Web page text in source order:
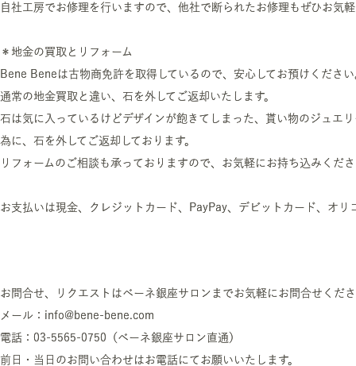
自社工房でお修理を行いますので、他社で断られたお修理もぜひお気
＊地金の買取とリフォーム
Bene Beneは古物商免許を取得しているので、安心してお預けくださ
通常の地金買取と違い、石を外してご返却いたします。
石は気に入っているけどデザインが飽きてしまった、貰い物のジュエ
為に、石を外してご返却しております。
リフォームのご相談も承っておりますので、お気軽にお持ち込みくだ
お支払いは現金、クレジットカード、PayPay、デビットカード、オリ
お問合せ、リクエストはベーネ銀座サロンまでお気軽にお問合せくだ
メール：info@bene-bene.com
電話：03-5565-0750（ベーネ銀座サロン直通）
前日・当日のお問い合わせはお電話にてお願いいたします。